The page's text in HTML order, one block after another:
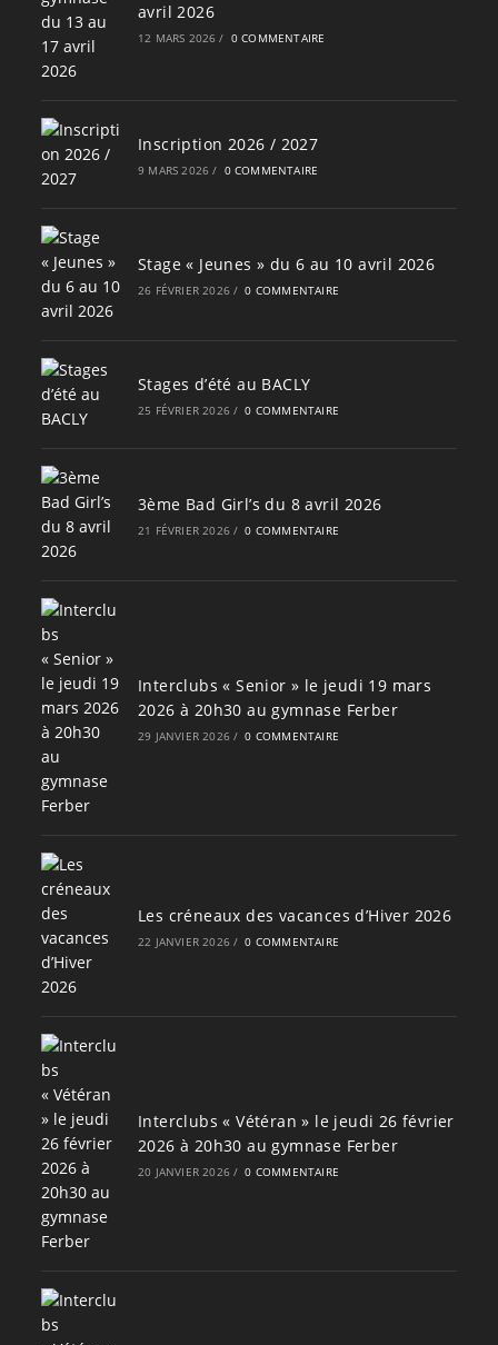
avril 2026
12 MARS 2026 / 0 COMMENTAIRE
Inscription 2026 / 2027
9 MARS 2026 / 0 COMMENTAIRE
Stage « Jeunes » du 6 au 10 avril 2026
26 FÉVRIER 2026 / 0 COMMENTAIRE
Stages d’été au BACLY
25 FÉVRIER 2026 / 0 COMMENTAIRE
3ème Bad Girl’s du 8 avril 2026
21 FÉVRIER 2026 / 0 COMMENTAIRE
Interclubs « Senior » le jeudi 19 mars
2026 à 20h30 au gymnase Ferber
29 JANVIER 2026 / 0 COMMENTAIRE
Les créneaux des vacances d’Hiver 2026
22 JANVIER 2026 / 0 COMMENTAIRE
Interclubs « Vétéran » le jeudi 26 février
2026 à 20h30 au gymnase Ferber
20 JANVIER 2026 / 0 COMMENTAIRE